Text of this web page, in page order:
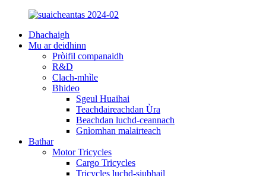
Dhachaigh
Mu ar deidhinn
Pròifil companaidh
R&D
Clach-mhìle
Bhideo
Sgeul Huaihai
Teachdaireachdan Ùra
Beachdan luchd-ceannach
Gnìomhan malairteach
Bathar
Motor Tricycles
Cargo Tricycles
Tricycles luchd-siubhail